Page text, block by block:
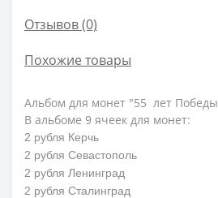
Отзывов (0)
Похожие товары
Альбом для монет "55 лет
В альбоме 9 ячеек для монет:
2 рубля Керчь
2 рубля Севастополь
2 рубля Ленинград
2 рубля Сталинград